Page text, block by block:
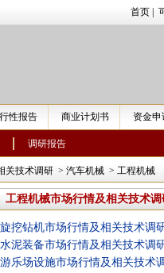
首页
性报告 商业计划书 资金
调研报告
关技术调研 > 汽车机械 > 工程机械
工程机械市场行情及相关技术
旋挖钻机市场行情及相关技术调
水泥装备市场行情及相关技术调
游乐场设施市场行情及相关技术